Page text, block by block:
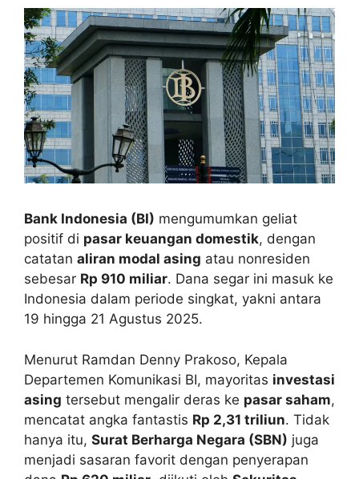
Bank Indonesia (BI) mengumumkan geliat
positif di pasar keuangan domestik, dengan
catatan aliran modal asing atau nonresiden
sebesar Rp 910 miliar. Dana segar ini masuk ke
Indonesia dalam periode singkat, yakni antara
19 hingga 21 Agustus 2025.
Menurut Ramdan Denny Prakoso, Kepala
Departemen Komunikasi BI, mayoritas investasi
asing tersebut mengalir deras ke pasar saham,
mencatat angka fantastis Rp 2,31 triliun. Tidak
hanya itu, Surat Berharga Negara (SBN) juga
menjadi sasaran favorit dengan penyerapan